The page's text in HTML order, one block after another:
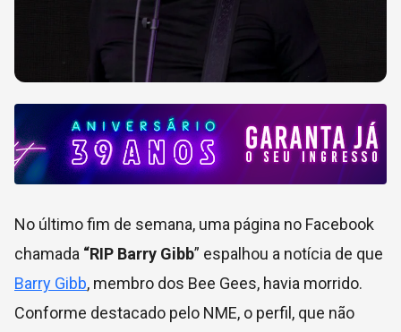
No último fim de semana, uma página no Facebook
chamada “RIP Barry Gibb” espalhou a notícia de que
Barry Gibb, membro dos Bee Gees, havia morrido.
Conforme destacado pelo NME, o perfil, que não